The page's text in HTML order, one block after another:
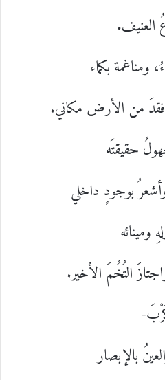
العنيف.
بكماء
من الأرض مكاني.
حقيقتَه
بوجودٍ داخلي
ومينائه
التُخُمَ الأخير.
بالإبصار